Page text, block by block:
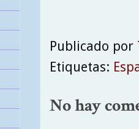
Publicado por
Etiquetas:
No hay